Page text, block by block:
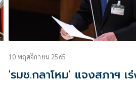
10 พฤศจิกายน 2565
'รมช.กลาโหม' แจงสภาฯ เ